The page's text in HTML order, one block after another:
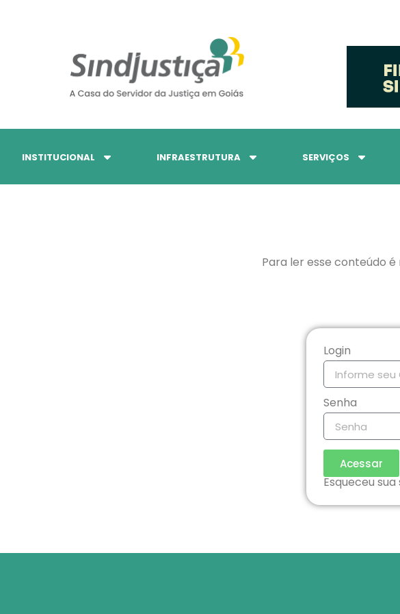
INSTITUCIONAL INFRAESTRUTURA SERVIÇOS
Para ler esse conteúdo
Login
Senha
Acessar
Esqueceu sua